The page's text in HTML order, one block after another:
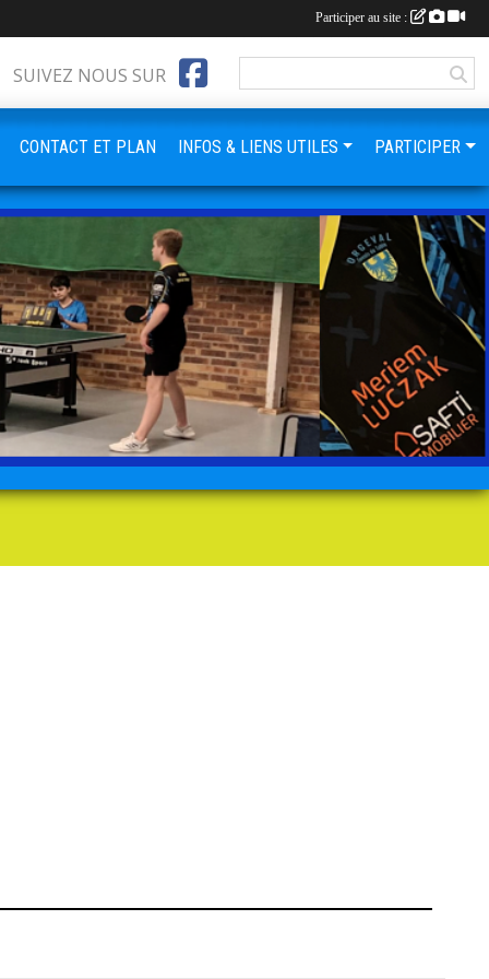
SUIVEZ NOUS SUR
CONTACT ET PLAN INFOS & LIENS UTILES PARTICIPER
Participer au site :